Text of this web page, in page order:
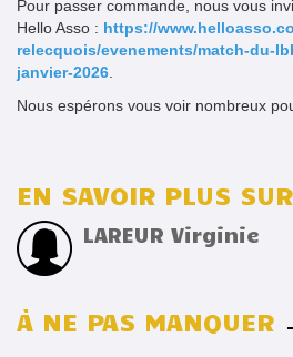
Pour passer commande, nous vous
Hello Asso : https://
relecquois/evenements/match-du-
janvier-2026
Nous espérons vous voir nombreux
EN SAVOIR PLUS
LAREUR Virginie
À NE PAS MANQUER
INSCRIPTIONS TOURNOI
STAGES DE PAQUES 2026
LA NUIT DE LA SAINT-